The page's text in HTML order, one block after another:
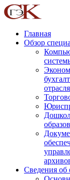
Главная
Обзор
Сведения об